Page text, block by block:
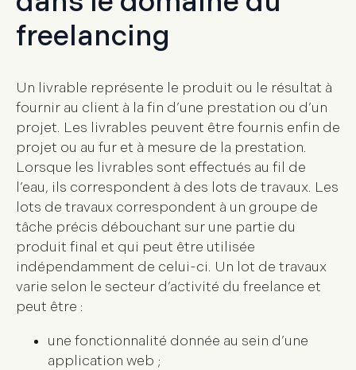
freelancing
Un livrable représente le produit ou le résultat à
fournir au client à la fin d’une prestation ou d’un
projet. Les livrables peuvent être fournis enfin de
projet ou au fur et à mesure de la prestation.
Lorsque les livrables sont effectués au fil de
l’eau, ils correspondent à des lots de travaux. Les
lots de travaux correspondent à un groupe de
tâche précis débouchant sur une partie du
produit final et qui peut être utilisée
indépendamment de celui-ci. Un lot de travaux
varie selon le secteur d’activité du freelance et
peut être :
une fonctionnalité donnée au sein d’une
application web ;